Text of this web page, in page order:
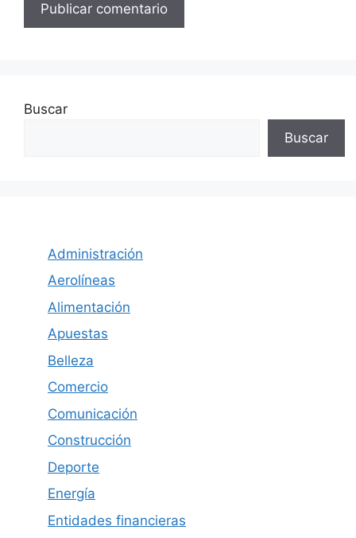
Buscar
Buscar
Administración
Aerolíneas
Alimentación
Apuestas
Belleza
Comercio
Comunicación
Construcción
Deporte
Energía
Entidades financieras